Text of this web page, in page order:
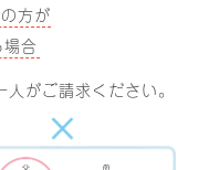
方が
合
がご請求ください。